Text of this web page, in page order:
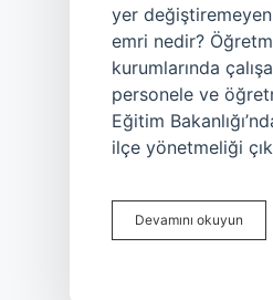
yer
emri nedir?
kurumlarında
personele ve
Eğitim
ilçe yönetmeliği
Devamını okuyun